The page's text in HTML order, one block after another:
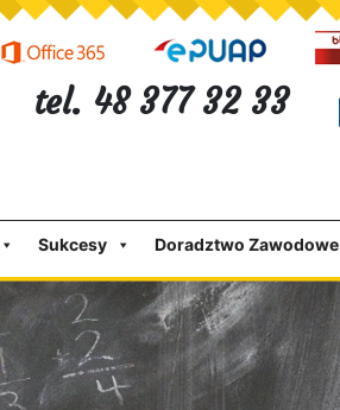
tel. 48 377 32 33
Sukcesy Doradztwo Zawodowe